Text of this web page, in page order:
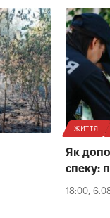
ЖИТТЯ
Як
спеку:
18:00,